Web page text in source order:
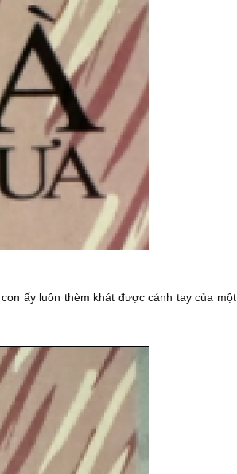
ấy luôn thèm khát được cánh tay của một